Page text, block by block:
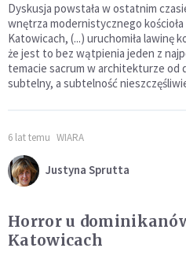
Dyskusja powstała w ostatnim
wnętrza modernistycznego
Katowicach, (...) uruchomiła lawinę
że jest to bez wątpienia jeden z
temacie sacrum w architekturze od
subtelny, a subtelność
6 lat temu WIARA
Justyna Sprutta
Horror u
Katowicach